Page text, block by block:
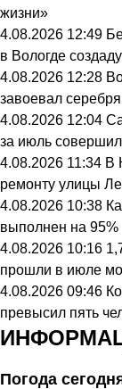
жизни»
4.08.2026 12:49
в Вологде
4.08.2026 12:28
завоевал
4.08.2026 12:04
за июль
4.08.2026 11:34 В
ремонту улицы
4.08.2026 10:38
выполнен на 95%
4.08.2026 10:16
прошли в июле
4.08.2026 09:46
превысил пять
Погода